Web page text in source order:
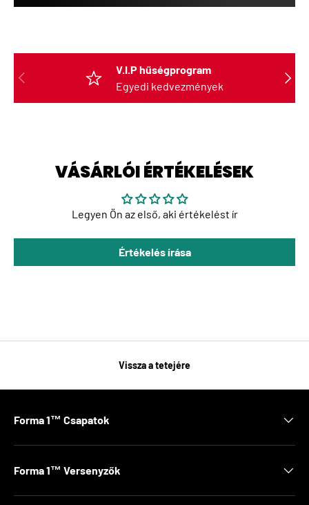
ELŐZŐ
V.I.P hűségprogram
Egyedi kedvezmények
VÁSÁRLÓI ÉRTÉKELÉSEK
Legyen Ön az első, aki értékelést ír
Értékelés írása
Vissza a tetejére
Forma 1™ Csapatok
Forma 1™ Versenyzők